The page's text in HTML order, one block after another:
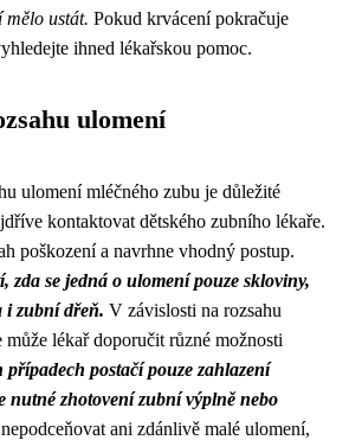
mělo ustát. Pokud krvácení pokračuje
ihned lékařskou pomoc.
ulomení
ulomení mléčného zubu je důležité
kontaktovat dětského zubního lékaře.
poškození a navrhne vhodný postup.
zda se jedná o ulomení pouze skloviny,
i zubní dřeň. V závislosti na rozsahu
lékař doporučit různé možnosti
případech postačí pouze zahlazení
nutné zhotovení zubní výplně nebo
ani zdánlivě malé ulomení,